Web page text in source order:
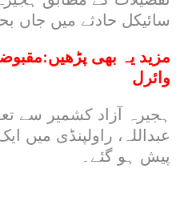
سائیکل حادثے میں جاں
مزید یہ بھی پڑھیں:
وائرل
ہجیرہ آزاد کشمیر سے
عبداللہ، راولپنڈی میں
پیش ہو گئے۔